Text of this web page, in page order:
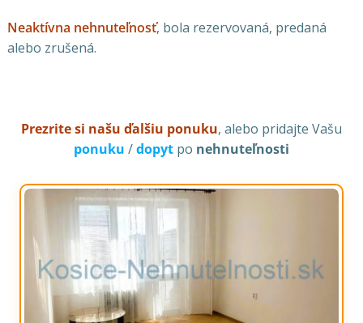
Neaktívna nehnuteľnosť, bola rezervovaná, predaná
alebo zrušená.
Prezrite si našu ďalšiu ponuku, alebo pridajte Vašu
ponuku /dopyt po nehnuteľnosti